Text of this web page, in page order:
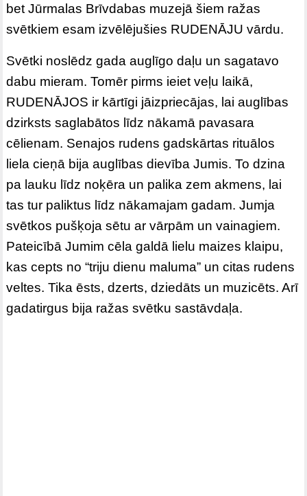
bet Jūrmalas Brīvdabas muzejā šiem ražas
svētkiem esam izvēlējušies RUDENĀJU vārdu.
Svētki noslēdz gada auglīgo daļu un sagatavo
dabu mieram. Tomēr pirms ieiet veļu laikā,
RUDENĀJOS ir kārtīgi jāizpriecājas, lai auglības
dzirksts saglabātos līdz nākamā pavasara
cēlienam. Senajos rudens gadskārtas rituālos
liela cieņā bija auglības dievība Jumis. To dzina
pa lauku līdz noķēra un palika zem akmens, lai
tas tur paliktus līdz nākamajam gadam. Jumja
svētkos pušķoja sētu ar vārpām un vainagiem.
Pateicībā Jumim cēla galdā lielu maizes klaipu,
kas cepts no “triju dienu maluma” un citas rudens
veltes. Tika ēsts, dzerts, dziedāts un muzicēts. Arī
gadatirgus bija ražas svētku sastāvdaļa.